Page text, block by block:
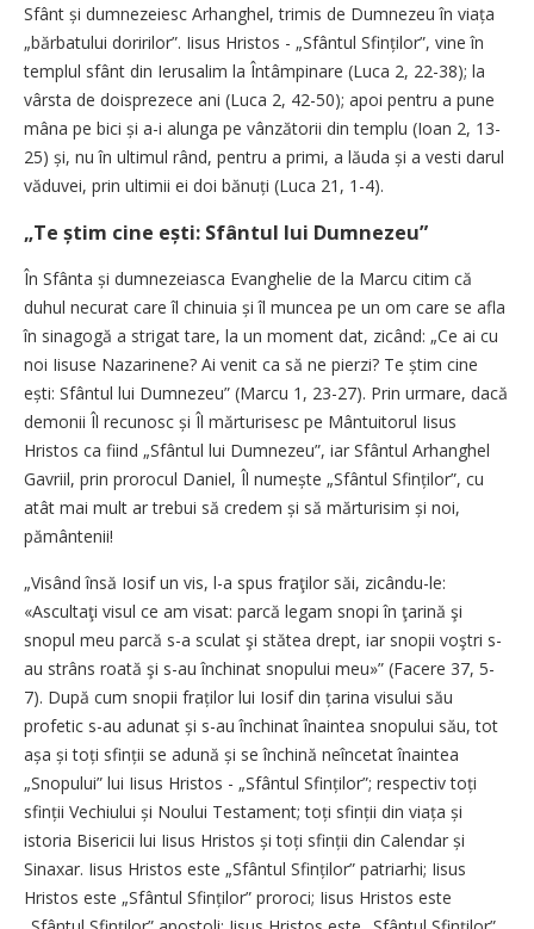
Sfânt și dumnezeiesc Arhanghel, trimis de Dumnezeu în viața
„bărbatului doririlor”. ­Iisus Hristos - „Sfântul Sfinților”, vine în
templul sfânt din Ierusalim la Întâmpinare (Luca 2, 22-38); la
vârsta de doisprezece ani (Luca 2, 42-50); apoi pentru a pune
mâna pe bici și a-i alunga pe vânzătorii din templu (Ioan 2, 13-
25) și, nu în ultimul rând, pentru a primi, a lăuda și a vesti darul
văduvei, prin ultimii ei doi bănuți (Luca 21, 1-4).
„Te știm cine ești: Sfântul lui Dumnezeu”
În Sfânta și dumnezeiasca Evanghelie de la Marcu citim că
duhul necurat care îl chinuia și îl muncea pe un om care se afla
în sinagogă a strigat tare, la un moment dat, zicând: „Ce ai cu
noi Iisuse Nazarinene? Ai venit ca să ne pierzi? Te știm cine
ești: Sfântul lui Dumnezeu” (Marcu 1, 23-27). Prin urmare, dacă
demonii Îl recunosc și Îl mărturisesc pe Mântuitorul Iisus
Hristos ca fiind „Sfântul lui Dumnezeu”, iar Sfântul Arhanghel
Gavriil, prin prorocul Daniel, Îl numește „Sfântul Sfinților”, cu
atât mai mult ar trebui să credem și să mărturisim și noi,
pământenii!
„Visând însă Iosif un vis, l-a spus fraţilor săi, zicându-le:
«Ascultaţi visul ce am visat: parcă legam snopi în ţarină şi
snopul meu parcă s-a sculat şi stătea drept, iar snopii voştri s-
au strâns roată şi s-au închinat snopului meu»” (Facere 37, 5-
7). După cum snopii fraților lui Iosif din țarina visului său
profetic s-au adunat și s-au închinat înaintea snopului său, tot
așa și toți sfinții se adună și se închină neîncetat înaintea
„Snopului” lui Iisus Hristos - „Sfântul Sfinților”; respectiv toți
sfinții Vechiului și Noului Testament; toți sfinții din viața și
istoria Bisericii lui Iisus Hristos și toți sfinții din Calendar și
Sinaxar. Iisus Hristos este „Sfântul Sfinților” patriarhi; Iisus
Hristos este „Sfântul Sfinților” proroci; Iisus Hristos este